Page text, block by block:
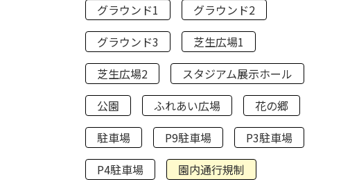
グラウンド1
グラウンド2
グラウンド3
芝生広場1
芝生広場2
スタジアム展示ホール
公園
ふれあい広場
花の郷
駐車場
P9駐車場
P3駐車場
P4駐車場
園内通行規制